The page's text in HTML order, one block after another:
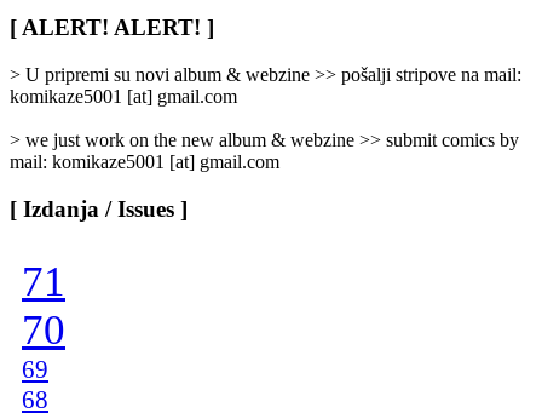
/
Categories
]
[ ALERT! ALERT! ]
> U pripremi su novi album & webzine >> pošalji stripove na mail:
komikaze5001 [at] gmail.com
> we just work on the new album & webzine >> submit comics by
mail: komikaze5001 [at] gmail.com
[ Izdanja / Issues ]
71
70
69
68